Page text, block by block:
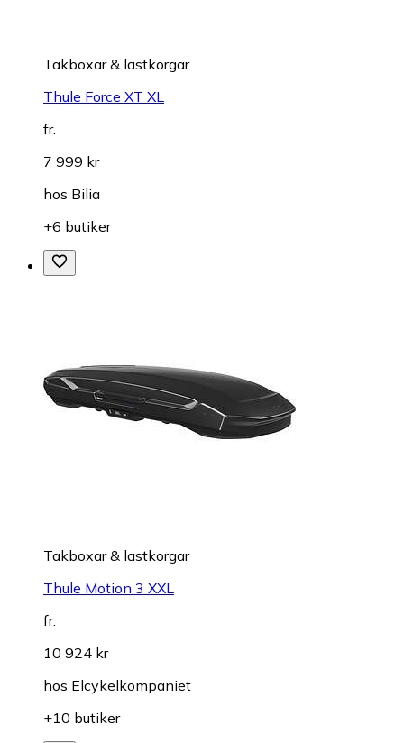
Takboxar & lastkorgar
Thule Force XT XL
fr.
7 999 kr
hos Bilia
+6 butiker
Takboxar & lastkorgar
Thule Motion 3 XXL
fr.
10 924 kr
hos Elcykelkompaniet
+10 butiker